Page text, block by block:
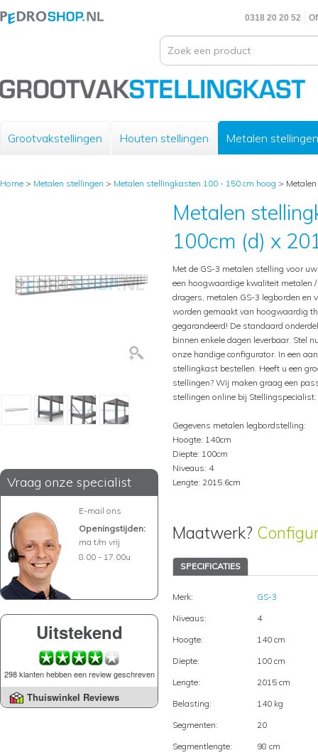
0318 20 20 52
Grootvakstellingen Houten stellingen Metalen stellingen
Home > Metalen stellingen > Metalen stellingkasten 100 - 150 cm hoog >
Vraag onze specialist
E-mail ons
Openingstijden:
ma t/m vrij
8.00 - 17.00u
Uitstekend
298 klanten hebben een review geschreven
Thuiswinkel Reviews
Metalen
100cm (d) x
Met de GS-3 metalen stelling voor
een hoogwaardige kwaliteit metalen
dragers, metalen GS-3 legborden en
worden gemaakt van hoogwaardig
gegarandeerd! De standaard
binnen enkele dagen leverbaar. Stel
onze handige configurator. In een
stellingkast bestellen. Heeft u een
stellingen? Wij maken graag een
stellingen online bij Stellingspecialist.
Gegevens metalen legbordstelling:
Hoogte: 140cm
Diepte: 100cm
Niveaus: 4
Lengte: 2015.6cm
Maatwerk?
SPECIFICATIES
Merk:
GS-3
Niveaus:
4
Hoogte:
140 cm
Diepte:
100 cm
Lengte:
2015 cm
Belasting:
140 kg
Segmenten:
20
Segmentlengte:
98 cm